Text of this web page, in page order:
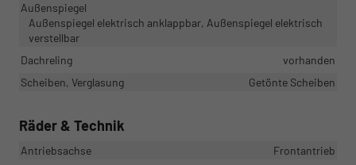
Außenspiegel
Außenspiegel elektrisch anklappbar, Außenspiegel elektrisch
verstellbar
Dachreling
vorhanden
Scheiben, Verglasung
Getönte Scheiben
Räder & Technik
Antriebsachse
Frontantrieb